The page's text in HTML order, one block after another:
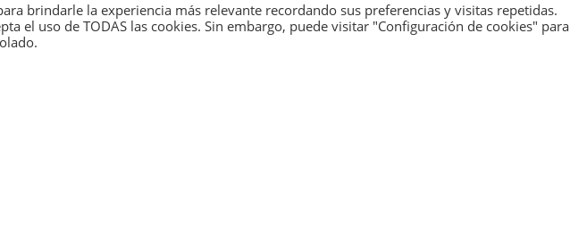
brindarle la experiencia más relevante recordando sus preferencias y visitas repetidas.
el uso de TODAS las cookies. Sin embargo, puede visitar "Configuración de cookies" para